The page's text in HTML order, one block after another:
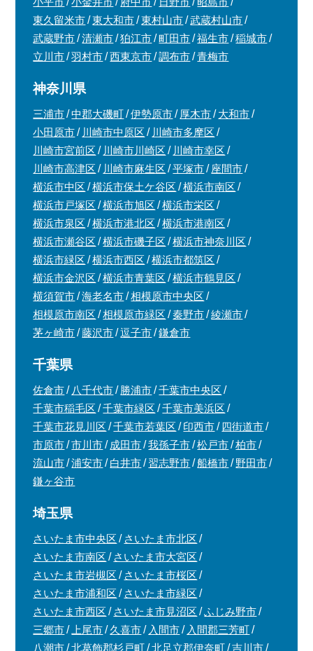
東久留米市
東大和市 東村山市
武蔵村山市
武蔵野市
清瀬市 狛江市 町田市 福生市
稲城市
立川市
羽村市 西東京市 調布市 青梅市
神奈川県
三浦市 中郡大磯町 伊勢原市 厚木市
大和市
小田原市
川崎市中原区
川崎市多摩区
川崎市宮前区
川崎市川崎区
川崎市幸区
川崎市高津区
川崎市麻生区 平塚市
座間市
横浜市中区
横浜市保土ケ谷区
横浜市南区
横浜市戸塚区
横浜市旭区
横浜市栄区
横浜市泉区
横浜市港北区
横浜市港南区
横浜市瀬谷区
横浜市磯子区
横浜市神奈川区
横浜市緑区
横浜市西区
横浜市都筑区
横浜市金沢区
横浜市青葉区
横浜市鶴見区
横須賀市
海老名市
相模原市中央区
相模原市南区
相模原市緑区 秦野市
綾瀬市
茅ヶ崎市
藤沢市 逗子市 鎌倉市
千葉県
佐倉市 八千代市 勝浦市
千葉市中央区
千葉市稲毛区
千葉市緑区
千葉市美浜区
千葉市花見川区
千葉市若葉区 印西市
四街道市
市原市
市川市 成田市 我孫子市 松戸市
柏市
流山市
浦安市 白井市 習志野市 船橋市
野田市
鎌ヶ谷市
埼玉県
さいたま市中央区
さいたま市北区
さいたま市南区
さいたま市大宮区
さいたま市岩槻区
さいたま市桜区
さいたま市浦和区
さいたま市緑区
さいたま市西区
さいたま市見沼区
ふじみ野市
三郷市
上尾市 久喜市 入間市
入間郡三芳町
八潮市
北葛飾郡杉戸町 北足立郡伊奈町 吉川市